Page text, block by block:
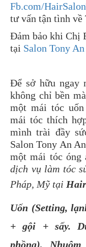
Fb.com/
tư vấn tận tình về
Đảm bảo khi Chị
tại Salon Tony
Để sở hữu ngay
không chỉ bền
một mái tóc
mái tóc thích
mình trài đầy
Salon Tony An
một mái tóc óng
dịch vụ làm tóc
Pháp, Mỹ tại
Uốn (Setting,
+ gội + sấy.
phồng),